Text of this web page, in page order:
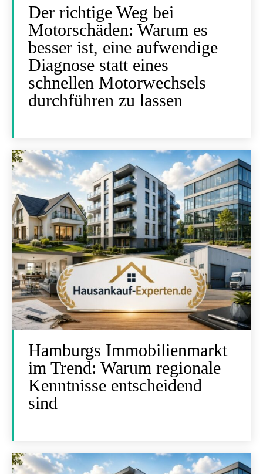
Der richtige Weg bei
Motorschäden: Warum es
besser ist, eine aufwendige
Diagnose statt eines
schnellen Motorwechsels
durchführen zu lassen
Hamburgs Immobilienmarkt
im Trend: Warum regionale
Kenntnisse entscheidend
sind